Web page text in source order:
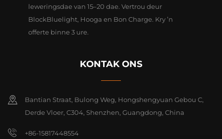
leweringsdae van 15–20 dae. Vertrou deur
BlockBluelight, Hooga en Bon Charge. Kry ’n
offerte binne 3 ure.
KONTAK ONS
Bantian Straat, Bulong Weg, Hongshengyuan Gebou C,
Derde Vloer, C304, Shenzhen, Guangdong, China
+86-15817448554